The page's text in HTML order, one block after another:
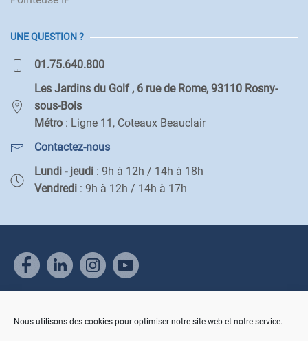
Nous utilisons des cookies pour optimiser notre site web et notre service.
UNE QUESTION ?
01.75.640.800
Les Jardins du Golf , 6 rue de Rome, 93110 Rosny-
sous-Bois
Métro : Ligne 11, Coteaux Beauclair
Contactez-nous
Lundi - jeudi : 9h à 12h / 14h à 18h
Vendredi : 9h à 12h / 14h à 17h